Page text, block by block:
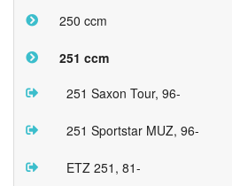
250 ccm
251 ccm
251 Saxon Tour, 96-
251 Sportstar MUZ, 96-
ETZ 251, 81-